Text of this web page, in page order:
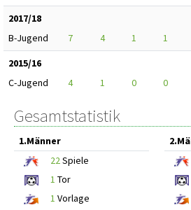
2017/18
B-Jugend
7 4 1 1
2015/16
C-Jugend
4 1 0 0
Gesamtstatistik
1.Männer
22Spiele
1 Tor
1 Vorlage